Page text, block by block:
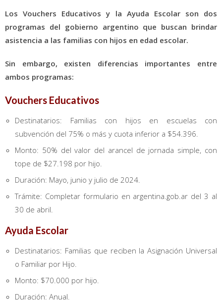
Los Vouchers Educativos y la Ayuda Escolar son dos
programas del gobierno argentino que buscan brindar
asistencia a las familias con hijos en edad escolar.
Sin embargo, existen diferencias importantes entre
ambos programas:
Vouchers Educativos
Destinatarios: Familias con hijos en escuelas con
subvención del 75% o más y cuota inferior a $54.396.
Monto: 50% del valor del arancel de jornada simple, con
tope de $27.198 por hijo.
Duración: Mayo, junio y julio de 2024.
Trámite: Completar formulario en argentina.gob.ar del 3 al
30 de abril.
Ayuda Escolar
Destinatarios: Familias que reciben la Asignación Universal
o Familiar por Hijo.
Monto: $70.000 por hijo.
Duración: Anual.